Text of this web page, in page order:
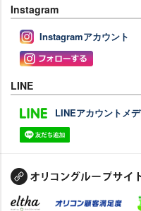
Instagram
Instagramアカウント
LINE
LINEアカウントメ